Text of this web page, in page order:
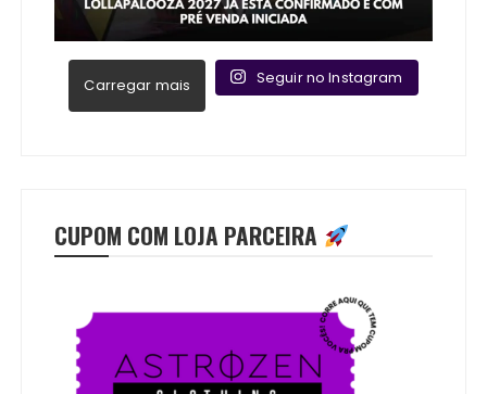
Carregar mais Seguir no Instagram
CUPOM COM LOJA PARCEIRA